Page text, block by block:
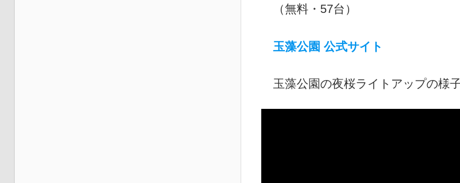
（無料・57台）
玉藻公園 公式サイト
玉藻公園の夜桜ライトアップの様